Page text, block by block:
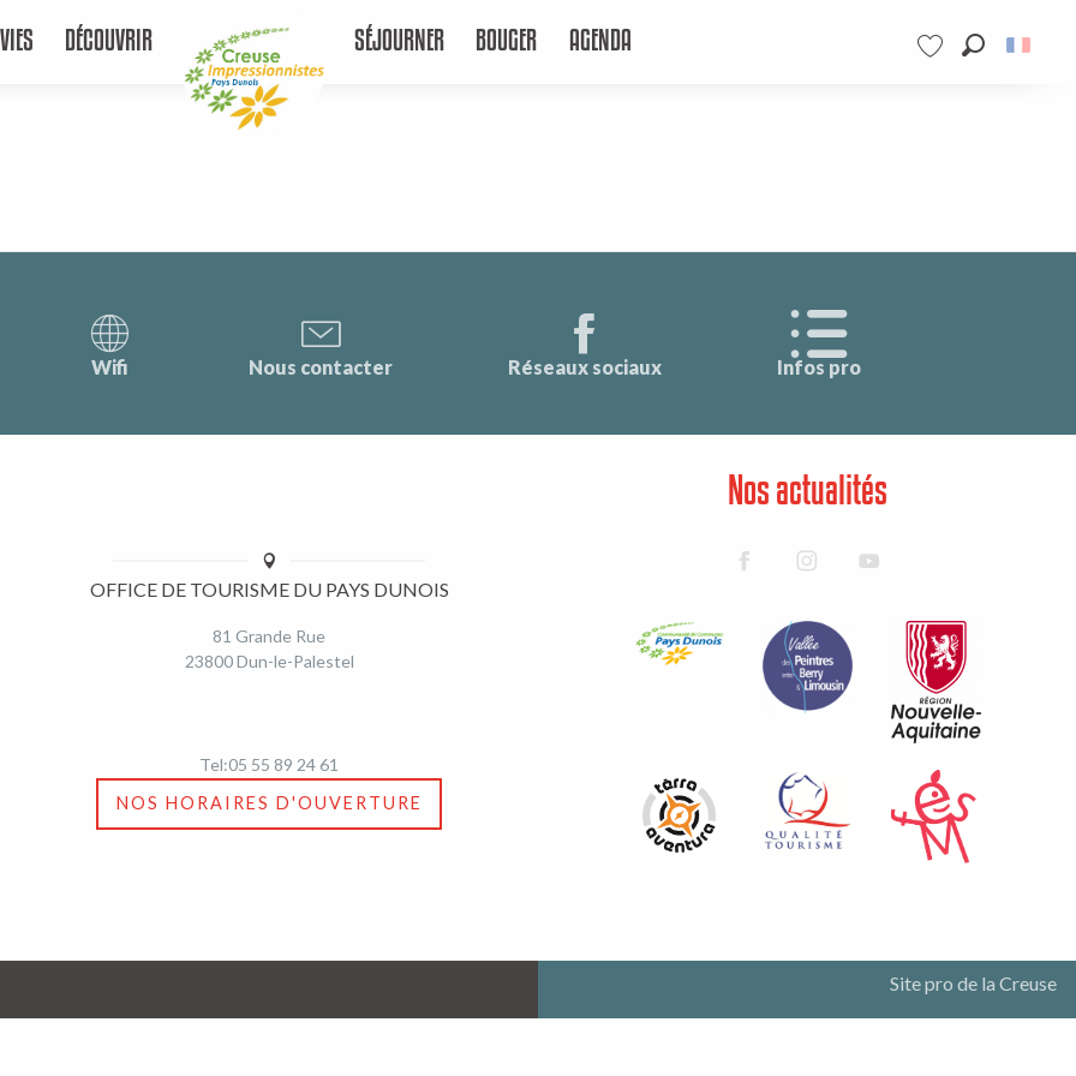
DÉCOUVRIR SÉJOURNER BOUGER AGENDA
DESTINATIONS
Wifi Nous contacter Réseaux sociaux Infos pro
OFFICE DE TOURISME DU PAYS DUNOIS
81 Grande Rue
23800 Dun-le-Palestel
Tel:05 55 89 24 61
NOS HORAIRES D'OUVERTURE
Nos actualités
Site pro de la Creuse